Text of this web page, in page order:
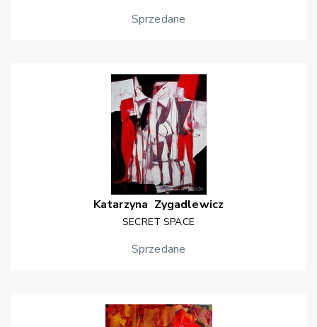
Sprzedane
Katarzyna Zygadlewicz
SECRET SPACE
Sprzedane